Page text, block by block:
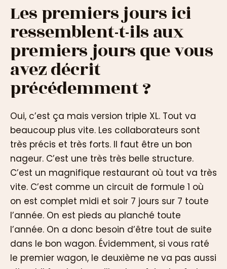
Les premiers jours ici
ressemblent-t-ils aux
premiers jours que vous
avez décrit
précédemment ?
Oui, c’est ça mais version triple XL. Tout va
beaucoup plus vite. Les collaborateurs sont
très précis et très forts. Il faut être un bon
nageur. C’est une très très belle structure.
C’est un magnifique restaurant où tout va très
vite. C’est comme un circuit de formule 1 où
on est complet midi et soir 7 jours sur 7 toute
l’année. On est pieds au planché toute
l’année. On a donc besoin d’être tout de suite
dans le bon wagon. Évidemment, si vous raté
le premier wagon, le deuxième ne va pas aussi